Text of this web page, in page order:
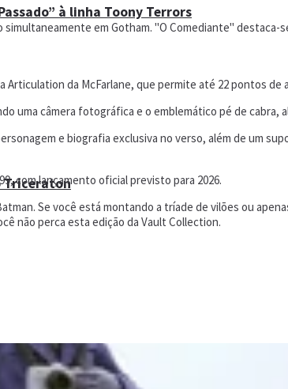
à linha Toony Terrors
Triceraton
Ninja” (1987)
em Gotham. "O Comediante" destaca-
da McFarlane, que permite até 22 pontos
câmera fotográfica e o emblemático pé de cabra,
e biografia exclusiva no verso, além de um
com lançamento oficial previsto para 2026.
Se você está montando a tríade de vilões ou
não perca esta edição da Vault Collection.